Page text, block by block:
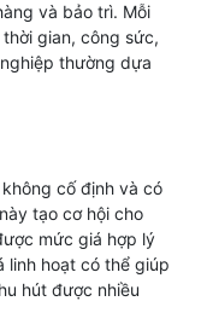
và bảo trì. Mỗi
gian, công sức,
thường dựa
cố định và có
tạo cơ hội cho
mức giá hợp lý
linh hoạt có thể giúp
hút được nhiều